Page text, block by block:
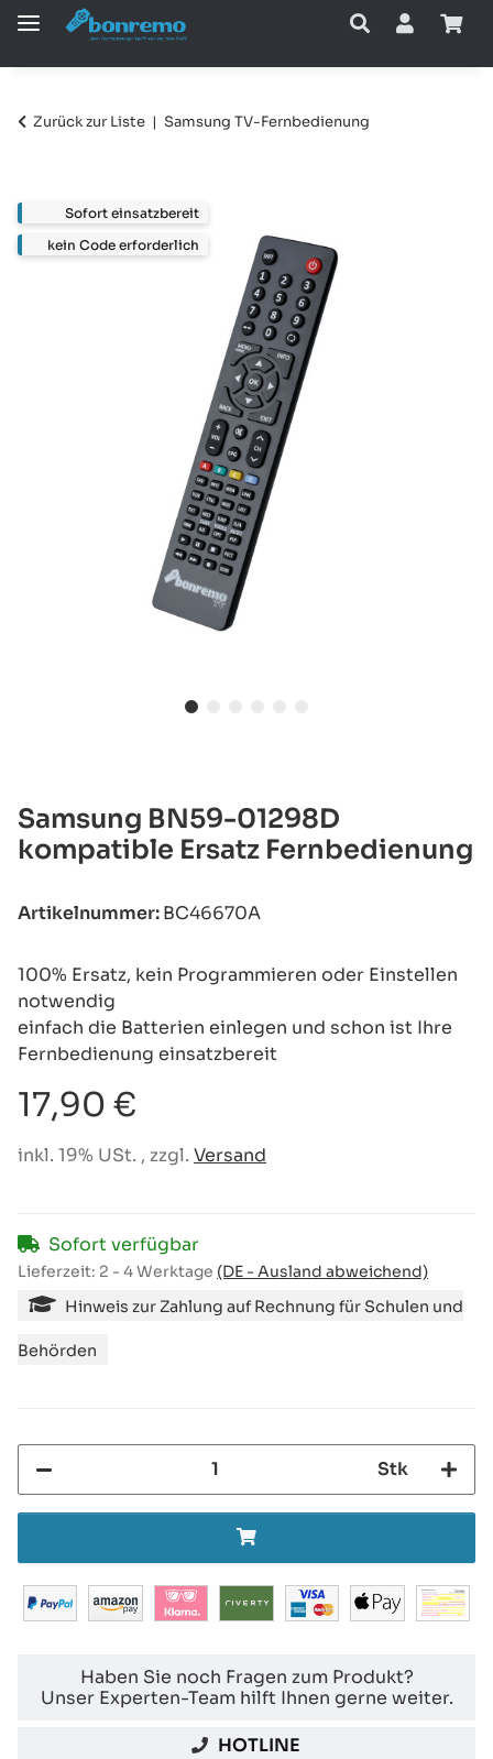
Zurück zur Liste Samsung TV-Fernbedienung
Samsung BN59-01298D
kompatible Ersatz Fernbedienung
Artikelnummer:BC46670A
100% Ersatz, kein Programmieren oder Einstellen
notwendig
einfach die Batterien einlegen und schon ist Ihre
Fernbedienung einsatzbereit
17,90 €
inkl. 19% USt. , zzgl. Versand
Sofort verfügbar
Lieferzeit: 2 - 4 Werktage (DE - Ausland abweichend)
Hinweis zur Zahlung auf Rechnung für Schulen und
Behörden
Stk
Haben Sie noch Fragen zum Produkt?
Unser Experten-Team hilft Ihnen gerne weiter.
HOTLINE